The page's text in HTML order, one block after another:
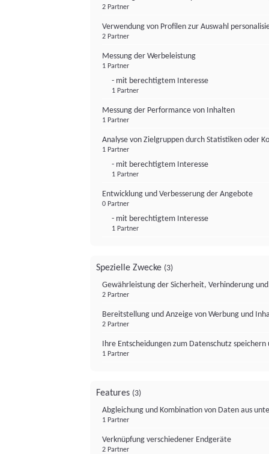
2 Partner
Verwendung von Profilen zur Auswahl
2 Partner
Messung der Werbeleistung
1 Partner
- mit berechtigtem Interesse
1 Partner
Messung der Performance von Inhalten
1 Partner
Analyse von Zielgruppen durch Statistiken oder
1 Partner
- mit berechtigtem Interesse
1 Partner
Entwicklung und Verbesserung der Angebote
0 Partner
- mit berechtigtem Interesse
1 Partner
Spezielle Zwecke (3)
Gewährleistung der Sicherheit, Verhinderung
2 Partner
Bereitstellung und Anzeige von Werbung und
2 Partner
Ihre Entscheidungen zum Datenschutz
1 Partner
Features (3)
Abgleichung und Kombination von Daten aus
1 Partner
Verknüpfung verschiedener Endgeräte
2 Partner